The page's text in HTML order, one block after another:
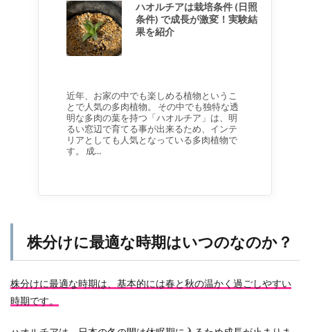
ハオルチアは栽培条件 (日照
条件) で成長が激変！実験結
果を紹介
近年、お家の中でも楽しめる植物というこ
とで人気の多肉植物。 その中でも独特な透
明な多肉の葉を持つ「ハオルチア」は、明
るい窓辺で育てる事が出来るため、インテ
リアとしても人気となっている多肉植物で
す。 成…
株分けに最適な時期はいつのなのか？
株分けに最適な時期は、基本的には春と秋の温かく過ごしやすい
時期です。